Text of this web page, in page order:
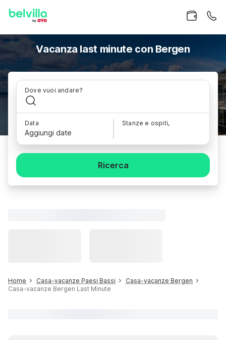
Vacanza last minute con Bergen
Dove vuoi andare?
Data
Aggiungi date
Stanze e ospiti,
Ricerca
Home Casa-vacanze Paesi Bassi
Casa-vacanze Bergen
Casa-vacanze Bergen Last Minute